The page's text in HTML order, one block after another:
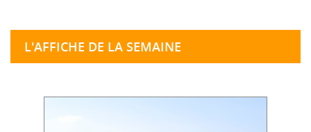
L'AFFICHE DE LA SEMAINE